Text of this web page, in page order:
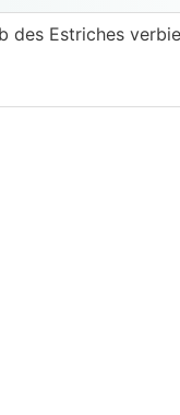
Estriches